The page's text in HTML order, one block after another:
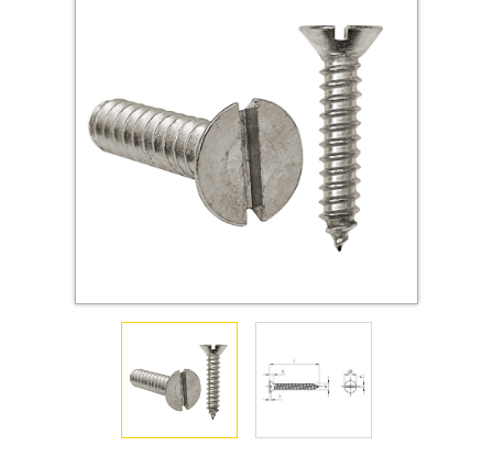
Инструмент
Крюки, кольца с метрической резьбой
Крюки, кольца с шурупной резьбой
Оснастка и аксессуары для яхт
Саморезы и шурупы